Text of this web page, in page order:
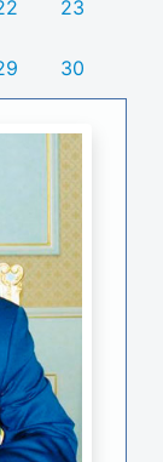
23
30